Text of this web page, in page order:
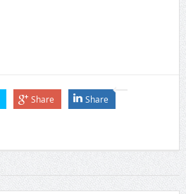
Share Share